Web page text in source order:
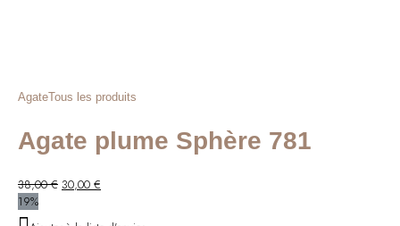
AgateTous les produits
Agate plume Sphère 781
38,00€ Le
30,00 €
19%